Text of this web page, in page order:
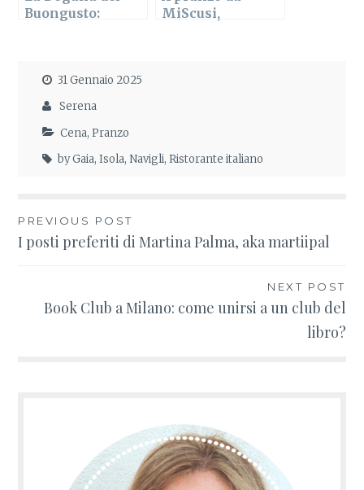
Buongusto:
MiScusi,
31 Gennaio 2025
Serena
Cena,Pranzo
by Gaia,Isola,Navigli,Ristorante italiano
Navigazione
PREVIOUS POST
I posti preferiti di Martina Palma, aka martiipal
NEXT POST
Book Club a Milano: come unirsi a un club del
libro?